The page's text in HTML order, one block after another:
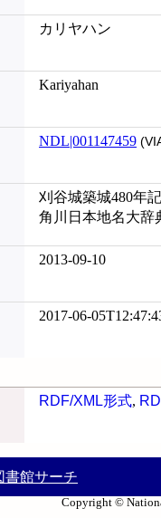
カリヤハン
Kariyahan
NDL|001147459
刈谷城築城480年
角川日本地名大辞
2013-09-10
2017-06-
RDF/XML形式,
書館サーチ
Copyright ©